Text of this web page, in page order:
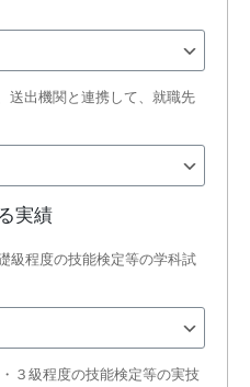
出機関と連携して、就職先
実績
級程度の技能検定等の学科試
３級程度の技能検定等の実技